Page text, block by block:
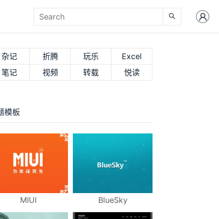
杂记 折腾 玩乐
Excel
笔记
视频 转载 悦读
模板
MIUI BlueSky